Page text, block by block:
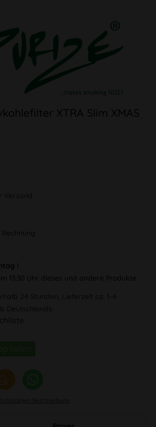
XTRA Slim XMAS
!
13:30 Uhr dieses und andere Produkte.